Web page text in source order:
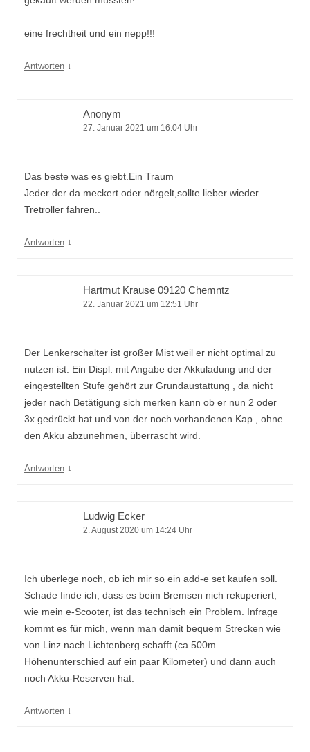
eine frechtheit und ein nepp!!!
Antworten ↓
Anonym
27. Januar 2021 um 16:04 Uhr
Das beste was es giebt.Ein Traum
Jeder der da meckert oder nörgelt,sollte lieber wieder
Tretroller fahren..
Antworten ↓
Hartmut Krause 09120 Chemntz
22. Januar 2021 um 12:51 Uhr
Der Lenkerschalter ist großer Mist weil er nicht optimal zu
nutzen ist. Ein Displ. mit Angabe der Akkuladung und der
eingestellten Stufe gehört zur Grundaustattung , da nicht
jeder nach Betätigung sich merken kann ob er nun 2 oder
3x gedrückt hat und von der noch vorhandenen Kap., ohne
den Akku abzunehmen, überrascht wird.
Antworten ↓
Ludwig Ecker
2. August 2020 um 14:24 Uhr
Ich überlege noch, ob ich mir so ein add-e set kaufen soll.
Schade finde ich, dass es beim Bremsen nich rekuperiert,
wie mein e-Scooter, ist das technisch ein Problem. Infrage
kommt es für mich, wenn man damit bequem Strecken wie
von Linz nach Lichtenberg schafft (ca 500m
Höhenunterschied auf ein paar Kilometer) und dann auch
noch Akku-Reserven hat.
Antworten ↓